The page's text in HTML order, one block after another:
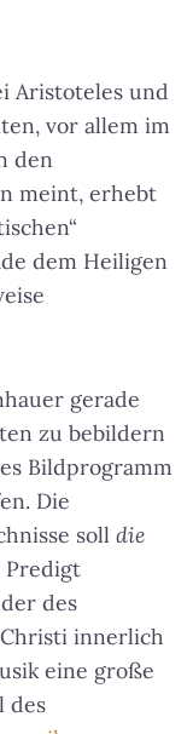
Aristoteles und
vor allem im
den
meint, erhebt
dem Heiligen
gerade
zu bebildern
Bildprogramm
Die
soll die
des
Christi innerlich
eine große
des